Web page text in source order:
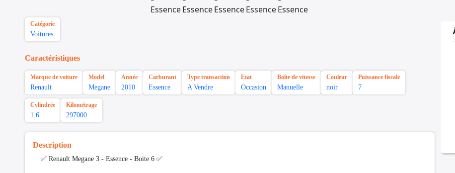
Catégorie
Voitures
Caractéristiques
Marque de voiture
Renault
Model
Megane
Année
2010
Carburant
Essence
Type transaction
A Vendre
Etat
Occasion
Boîte de vitesse
Manuelle
Couleur
noir
Puissance fiscale
7
Cylindrée
1.6
Kilométrage
297000
Description
✅ Renault Megane 3 - Essence - Boite 6 ✅